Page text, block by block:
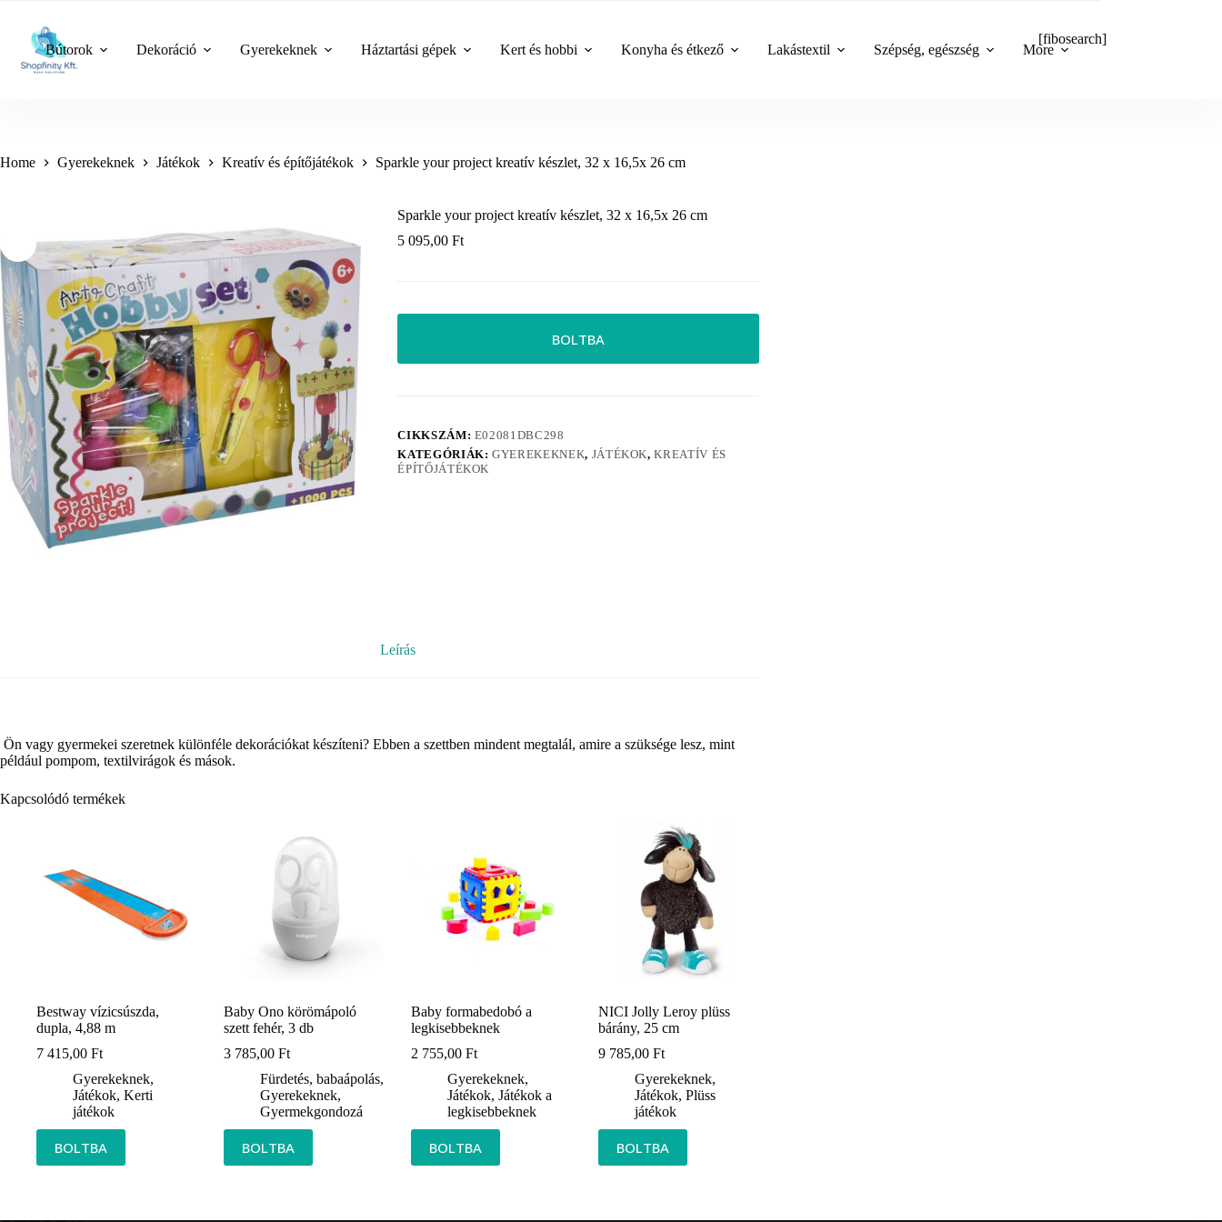
content
Bútorok Dekoráció Gyerekeknek Háztartási gépek Kert és hobbi Konyha és étkező Lakástextil Szépség, egészség More
[fibosearch]
Home Gyerekeknek Játékok Kreatív és építőjátékok Sparkle your project kreatív készlet, 32 x 16,5x 26 cm
Sparkle your project kreatív készlet, 32 x 16,5x 26 cm
5 095,00Ft
BOLTBA
CIKKSZÁM: E02081DBC298
KATEGÓRIÁK:GYEREKEKNEK, JÁTÉKOK,KREATÍV ÉS
ÉPÍTŐJÁTÉKOK
Leírás
Ön vagy gyermekei szeretnek különféle dekorációkat készíteni? Ebben a szettben mindent megtalál, amire a szüksége lesz, mint
például pompom, textilvirágok és mások.
Kapcsolódó termékek
Bestway vízicsúszda,
dupla, 4,88 m
7 415,00 Ft
Gyerekeknek,
Játékok, Kerti
játékok
BOLTBA
Baby Ono körömápoló
szett fehér, 3 db
3 785,00Ft
Fürdetés, babaápolás,
Gyerekeknek,
Gyermekgondozá
BOLTBA
Baby formabedobó a
legkisebbeknek
2 755,00Ft
Gyerekeknek,
Játékok,Játékok a
legkisebbeknek
BOLTBA
NICI Jolly Leroy plüss
bárány, 25 cm
9 785,00Ft
Gyerekeknek,
Játékok,Plüss
játékok
BOLTBA